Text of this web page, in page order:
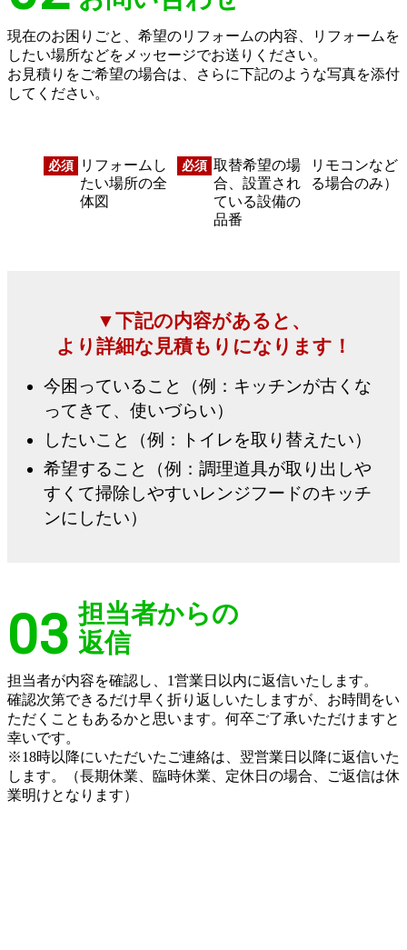
現在のお困りごと、希望のリフォームの内容、リフォームを
したい場所などをメッセージでお送りください。
お見積りをご希望の場合は、さらに下記のような写真を添付
してください。
必須
リフォームし
たい場所の全
体図
必須 取替希望の場
合、設置され
ている設備の
品番
リモコンなど
る場合のみ）
▼下記の内容があると、
より詳細な見積もりになります！
今困っていること（例：キッチンが古くな
ってきて、使いづらい）
したいこと（例：トイレを取り替えたい）
希望すること（例：調理道具が取り出しや
すくて掃除しやすいレンジフードのキッチ
ンにしたい）
03 担当者からの
返信
担当者が内容を確認し、1営業日以内に返信いたします。
確認次第できるだけ早く折り返しいたしますが、お時間をい
ただくこともあるかと思います。何卒ご了承いただけますと
幸いです。
※18時以降にいただいたご連絡は、翌営業日以降に返信いた
します。（長期休業、臨時休業、定休日の場合、ご返信は休
業明けとなります）